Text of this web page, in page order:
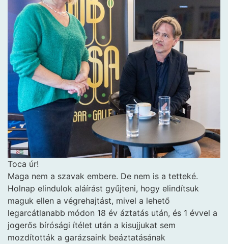
Toca úr!
Maga nem a szavak embere. De nem is a tetteké.
Holnap elindulok aláírást gyűjteni, hogy elindítsuk
maguk ellen a végrehajtást, mivel a lehető
legarcátlanabb módon 18 év áztatás után, és 1 évvel a
jogerős bírósági ítélet után a kisujjukat sem
mozdították a garázsaink beáztatásának